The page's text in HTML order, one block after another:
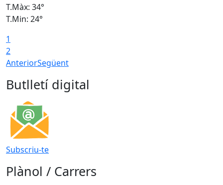
T.Màx: 34°
T.Min: 24°
1
2
AnteriorSegüent
Butlletí digital
Subscriu-te
Plànol / Carrers